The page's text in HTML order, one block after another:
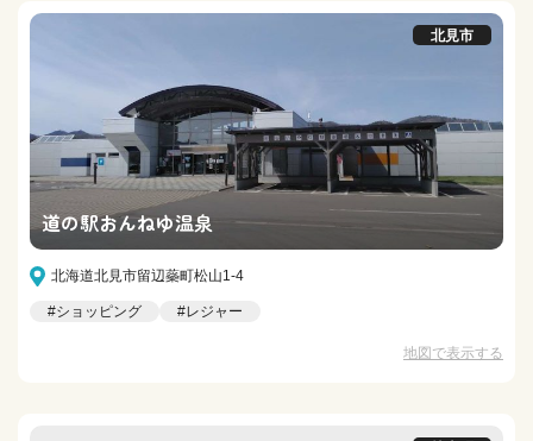
北見市
道の駅おんねゆ温泉
北海道北見市留辺蘂町松山1-4
#ショッピング #レジャー
地図で表示する